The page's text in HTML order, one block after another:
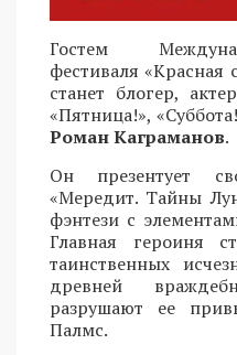
Гостем
фестиваля «Красная
станет блогер,
«Пятница!»,
Роман Каграманов.
Он презентует
«Мередит. Тайны
фэнтези с
Главная героиня
таинственных
древней
разрушают ее
Палмс.